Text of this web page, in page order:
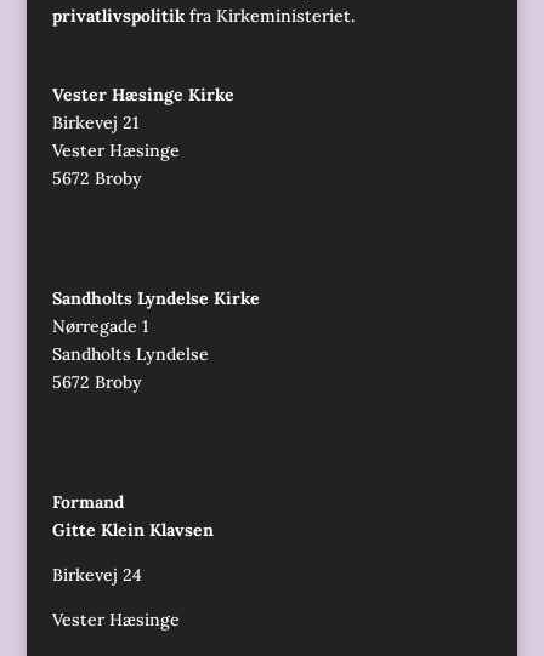
privatlivspolitikfra Kirkeministeriet.
Vester Hæsinge Kirke
Birkevej 21
Vester Hæsinge
5672 Broby
Sandholts Lyndelse Kirke
Nørregade 1
Sandholts Lyndelse
5672 Broby
Formand
Gitte Klein Klavsen
Birkevej 24
Vester Hæsinge